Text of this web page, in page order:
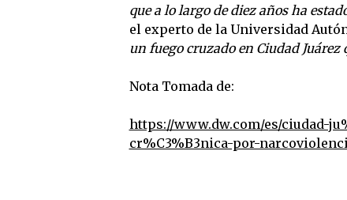
que a lo largo de diez años ha
el experto de la Universidad
un fuego cruzado en Ciudad
Nota Tomada de:
https://www.dw.com/es/ciudad-
cr%C3%B3nica-por-